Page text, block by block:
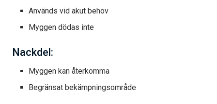
Används vid akut behov
Myggen dödas inte
Nackdel:
Myggen kan återkomma
Begränsat bekämpningsområde